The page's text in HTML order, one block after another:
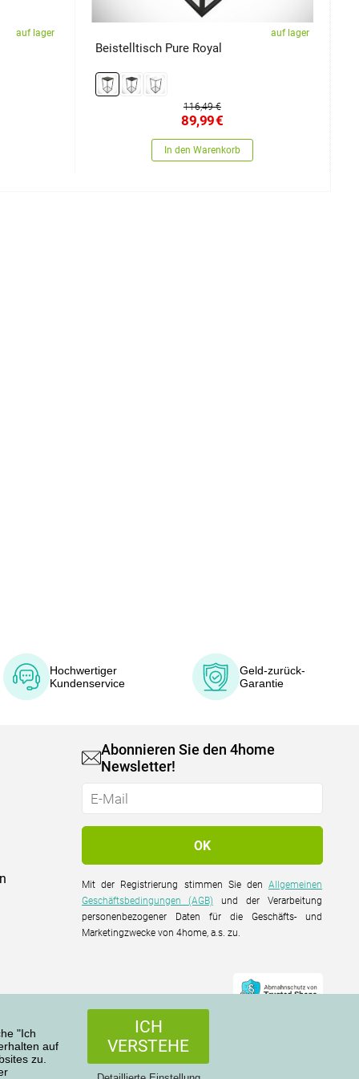
"Ich
auf
zu.
ICH
VERSTEHE
auf lager auf lager
Beistelltisch Pure Royal
116,49 €
89,99€
In den Warenkorb
Hochwertiger
Kundenservice
Geld-zurück-
Garantie
Abonnieren Sie den 4home
Newsletter!
Mit der Registrierung stimmen Sie denAllgemeinen
Geschäftsbedingungen (AGB) und der Verarbeitung
personenbezogener Daten für die Geschäfts- und
Marketingzwecke von 4home, a.s. zu.
Alle Rechte vorbehalten © 2004-2026 4home, a.s.